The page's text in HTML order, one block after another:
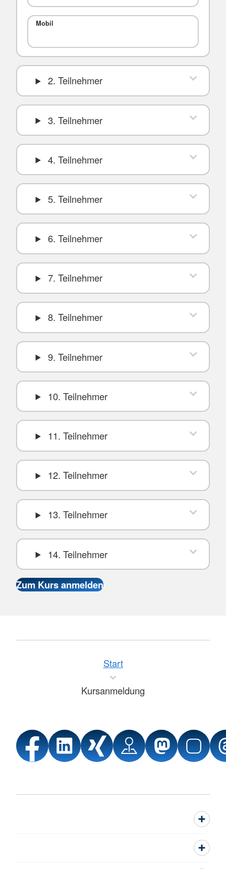
Mobil
2. Teilnehmer
3. Teilnehmer
4. Teilnehmer
5. Teilnehmer
6. Teilnehmer
7. Teilnehmer
8. Teilnehmer
9. Teilnehmer
10. Teilnehmer
11. Teilnehmer
12. Teilnehmer
13. Teilnehmer
14. Teilnehmer
Start
Kursanmeldung